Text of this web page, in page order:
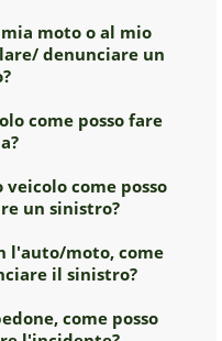
moto o al mio
denunciare un
come posso fare
come posso
un sinistro?
l'auto/moto, come
il sinistro?
come posso